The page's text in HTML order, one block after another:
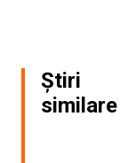
Știri
similare